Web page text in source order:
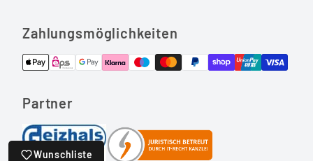
Zahlungsmöglichkeiten
Partner
Wunschliste